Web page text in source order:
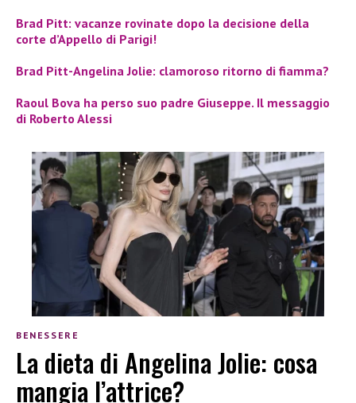
Brad Pitt: vacanze rovinate dopo la decisione della
corte d’Appello di Parigi!
Brad Pitt-Angelina Jolie: clamoroso ritorno di fiamma?
Raoul Bova ha perso suo padre Giuseppe. Il messaggio
di Roberto Alessi
BENESSERE
La dieta di Angelina Jolie: cosa
mangia l’attrice?